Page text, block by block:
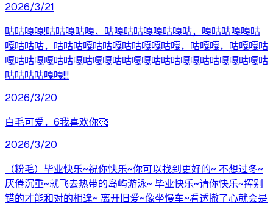
2026/3/21
咕咕嘎嘎!咕咕嘎咕嘎，咕嘎咕咕嘎嘎咕嘎咕，嘎咕咕嘎嘎咕
嘎咕咕咕，咕咕咕嘎咕咕嘎咕咕嘎嘎咕嘎，咕嘎嘎，咕嘎嘎咕
嘎咕咕嘎嘎咕咕嘎咕嘎嘎咕咕嘎嘎咕咕咕嘎嘎咕咕嘎嘎咕嘎咕
咕咕咕咕嘎嘎!!!
2026/3/20
白毛可爱，6我喜欢你🥰
2026/3/20
（粉毛）毕业快乐~祝你快乐~你可以找到更好的~ 不想过冬~
厌倦沉重~就飞去热带的岛屿游泳~ 毕业快乐~请你快乐~挥别
错的才能和对的相逢~ 离开旧爱~像坐慢车~看透撤了心就会是